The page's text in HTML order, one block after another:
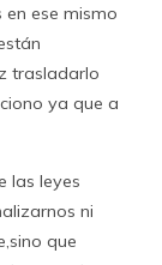
ese mismo
trasladarlo
ya que a
las leyes
ni
que